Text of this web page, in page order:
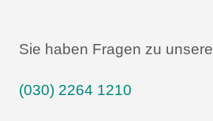
Sie haben Fragen zu
(030) 2264 1210